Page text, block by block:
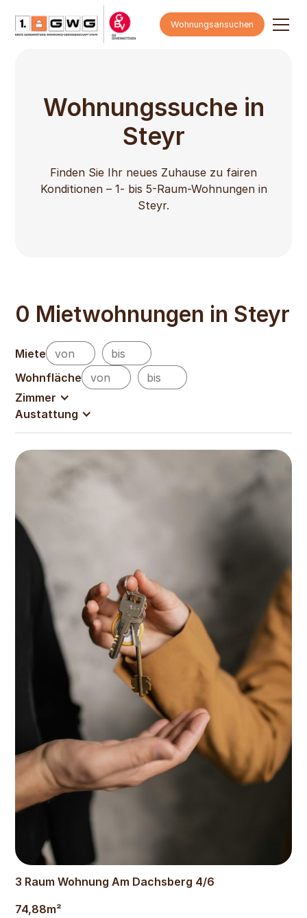
Wohnungsansuchen
Wohnungssuche in
Steyr
Finden Sie Ihr neues Zuhause zu fairen
Konditionen – 1- bis 5-Raum-Wohnungen in
Steyr.
0 Mietwohnungen in Steyr
Miete
Wohnfläche
Zimmer
Austattung
743€
3 Raum Wohnung Am Dachsberg 4/6
74,88m²